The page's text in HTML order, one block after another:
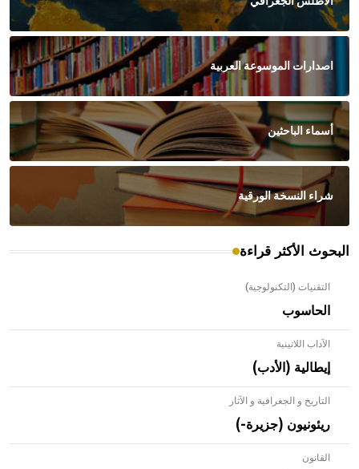
اصدارات الموسوعة العربية
أسماء الباحثين
شراء النسخة الورقية
البحوث الأكثر قراءة
التقنيات (التكنولوجية)
الحاسوب
الآداب اللاتينية
إيطالية (الأدب)
التاريخ و الجغرافية و الآثار
ريئونيون (جزيرة-)
القانون- هل تعلم أن الأبلق نوع من الفنون الهندسية التي ارتبطت